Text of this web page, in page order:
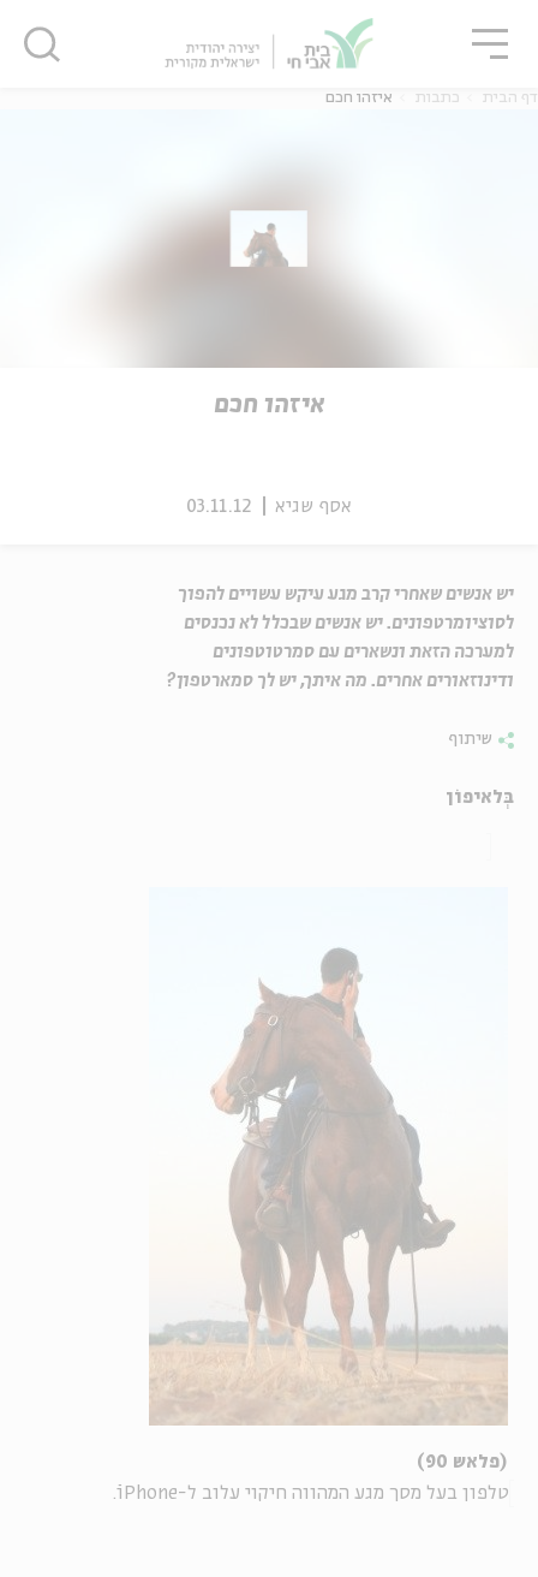
אנגלית
דף הבית כתבות איזהו חכם
איזהו חכם
אסף שגיא 03.11.12
יש אנשים שאחרי קרב מגע עיקש עשויים להפוך
לסוציומרטפונים. יש אנשים שבכלל לא נכנסים
למערכה הזאת ונשארים עם סמרטוטפונים
ודינוזאורים אחרים. מה איתך, יש לך סמארטפון?
שיתוף
בְּלאיפוֹן
(פלאש 90)
טלפון בעל מסך מגע המהווה חיקוי עלוב ל-iPhone.
סגור